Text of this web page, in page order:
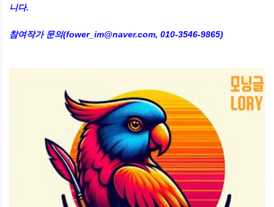
니다.
참여작가 문의(fower_im@naver.com, 010-3546-9865)